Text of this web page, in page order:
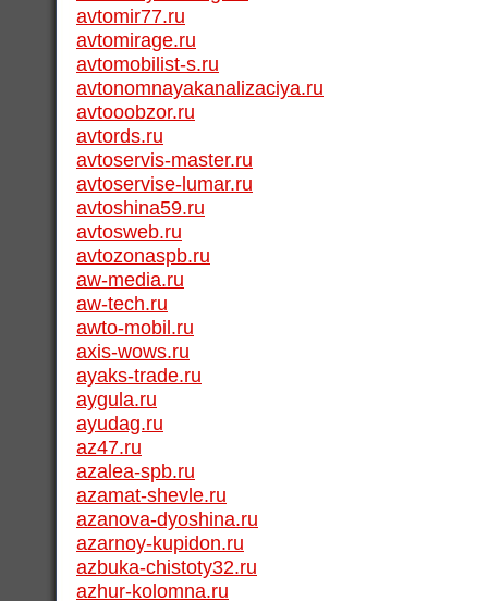
avtomir77.ru
avtomirage.ru
avtomobilist-s.ru
avtonomnayakanalizaciya.ru
avtooobzor.ru
avtords.ru
avtoservis-master.ru
avtoservise-lumar.ru
avtoshina59.ru
avtosweb.ru
avtozonaspb.ru
aw-media.ru
aw-tech.ru
awto-mobil.ru
axis-wows.ru
ayaks-trade.ru
aygula.ru
ayudag.ru
az47.ru
azalea-spb.ru
azamat-shevle.ru
azanova-dyoshina.ru
azarnoy-kupidon.ru
azbuka-chistoty32.ru
azhur-kolomna.ru